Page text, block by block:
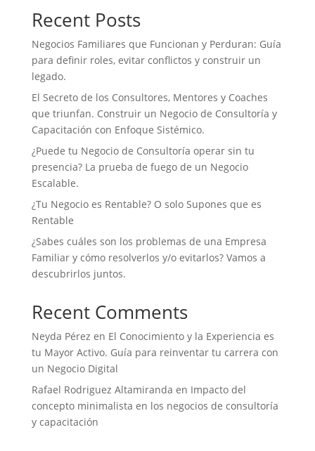
Recent Posts
Negocios Familiares que Funcionan y Perduran: Guía
para definir roles, evitar conflictos y construir un
legado.
El Secreto de los Consultores, Mentores y Coaches
que triunfan. Construir un Negocio de Consultoría y
Capacitación con Enfoque Sistémico.
¿Puede tu Negocio de Consultoría operar sin tu
presencia? La prueba de fuego de un Negocio
Escalable.
¿Tu Negocio es Rentable? O solo Supones que es
Rentable
¿Sabes cuáles son los problemas de una Empresa
Familiar y cómo resolverlos y/o evitarlos? Vamos a
descubrirlos juntos.
Recent Comments
Neyda Pérez en El Conocimiento y la Experiencia es
tu Mayor Activo. Guía para reinventar tu carrera con
un Negocio Digital
Rafael Rodriguez Altamiranda en Impacto del
concepto minimalista en los negocios de consultoría
y capacitación